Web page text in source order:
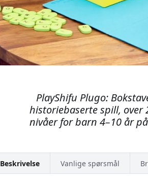
PlayShifu Plugo:
historiebaserte spill,
nivåer for barn 4–10 år
Beskrivelse Vanlige spørsmål